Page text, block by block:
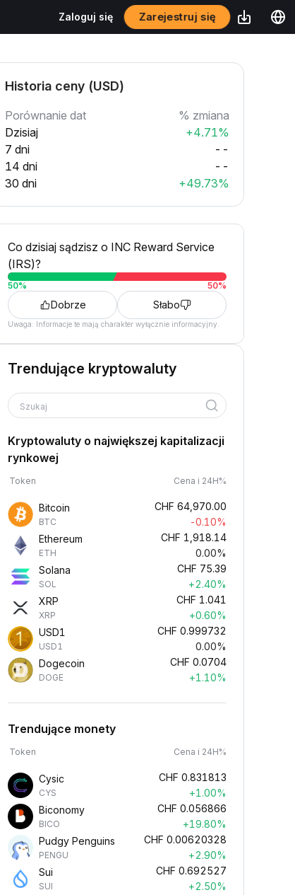
Zaloguj się Zarejestruj się
Historia ceny (USD)
Porównanie dat
% zmiana
Dzisiaj
+4.71%
7 dni
--
14 dni
--
30 dni
+49.73%
Co dzisiaj sądzisz o INC Reward Service
(IRS)?
50% 50%
Dobrze Słabo
Uwaga: Informacje te mają charakter wyłącznie informacyjny.
Trendujące kryptowaluty
Szukaj
Kryptowaluty o największej kapitalizacji
rynkowej
Token Cena i 24H%
Bitcoin
BTC
CHF 64,970.00
-0.10%
Ethereum
ETH
CHF 1,918.14
0.00%
Solana
SOL
CHF 75.39
+2.40%
XRP
XRP
CHF 1.041
+0.60%
USD1
USD1
CHF 0.999732
0.00%
Dogecoin
DOGE
CHF 0.0704
+1.10%
Trendujące monety
Token Cena i 24H%
Cysic
CYS
CHF 0.831813
+1.00%
Biconomy
BICO
CHF 0.056866
+19.80%
Pudgy Penguins
PENGU
CHF 0.00620328
+2.90%
Sui
SUI
CHF 0.692527
+2.50%